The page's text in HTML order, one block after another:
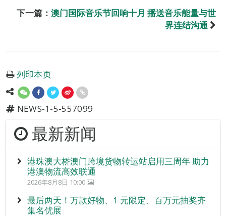
下一篇： 澳门国际音乐节回响十月 播送音乐能量与世
界连结沟通
列印本页
NEWS-1-5-557099
最新新闻
港珠澳大桥澳门跨境货物转运站启用三周年 助力
港澳物流高效联通
2026年8月8日 10:00
最后两天！万款好物、1 元限定、百万元抽奖齐
集名优展